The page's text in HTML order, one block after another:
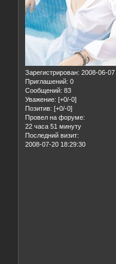
Зарегистрирован: 2008-06-07
Приглашений: 0
Сообщений: 83
Уважение: [+0/-0]
Позитив: [+0/-0]
Провел на форуме:
22 часа 51 минуту
Последний визит:
2008-07-20 18:29:30